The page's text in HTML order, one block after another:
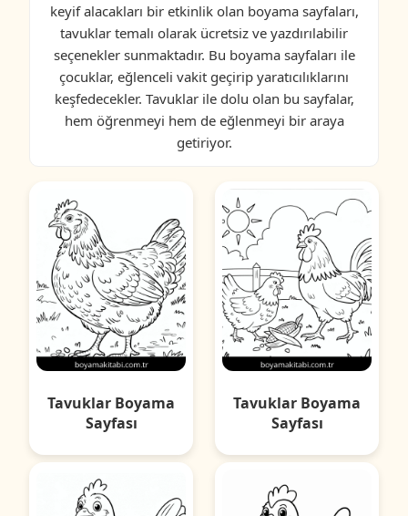
keyif alacakları bir etkinlik olan boyama sayfaları,
tavuklar temalı olarak ücretsiz ve yazdırılabilir
seçenekler sunmaktadır. Bu boyama sayfaları ile
çocuklar, eğlenceli vakit geçirip yaratıcılıklarını
keşfedecekler. Tavuklar ile dolu olan bu sayfalar,
hem öğrenmeyi hem de eğlenmeyi bir araya
getiriyor.
Tavuklar Boyama
Sayfası
Tavuklar Boyama
Sayfası